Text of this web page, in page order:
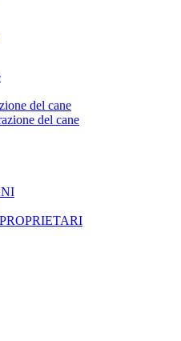
del cane
del cane